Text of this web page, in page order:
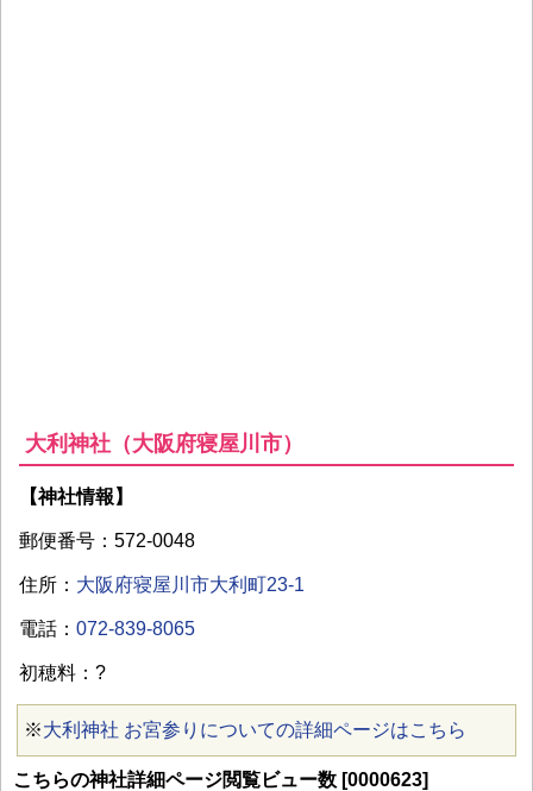
大利神社（大阪府寝屋川市）
【神社情報】
郵便番号：572-0048
住所： 大阪府寝屋川市大利町23-1
電話： 072-839-8065
初穂料：?
※大利神社 お宮参りについての詳細ページはこちら
こちらの神社詳細ページ閲覧ビュー数 [0000623]